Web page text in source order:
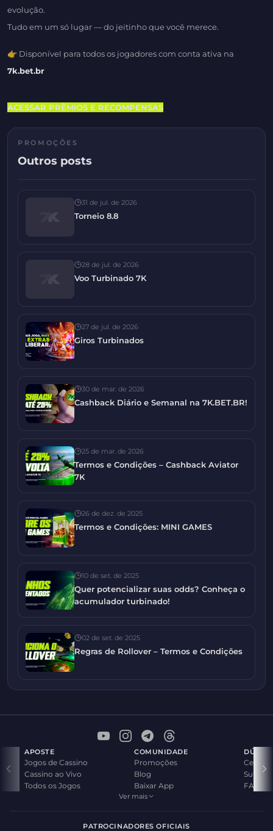
evolução.
Tudo em um só lugar — do jeitinho que você merece.
👉 Disponível para todos os jogadores com conta ativa na
7k.bet.br
ACESSAR PRÊMIOS E RECOMPENSAS
PROMOÇÕES
Outros posts
31 de jul. de 2026
Torneio 8.8
28 de jul. de 2026
Voo Turbinado 7K
27 de jul. de 2026
Giros Turbinados
30 de mar. de 2026
Cashback Diário e Semanal na 7K.BET.BR!
25 de mar. de 2026
Termos e Condições – Cashback Aviator
7K
26 de dez. de 2025
Termos e Condições: MINI GAMES
10 de set. de 2025
Quer potencializar suas odds? Conheça o
acumulador turbinado!
02 de set. de 2025
Regras de Rollover – Termos e Condições
APOSTE
Jogos de Cassino
Cassino ao Vivo
Todos os Jogos
COMUNIDADE
Promoções
Blog
Baixar App
Central
FAQ
Ver mais
PATROCINADORES OFICIAIS